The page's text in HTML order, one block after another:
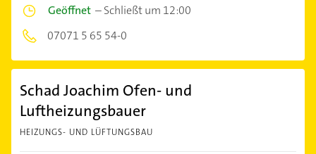
Geöffnet –Schließt um 12:00
07071 5 65 54-0
Schad Joachim Ofen- und
Luftheizungsbauer
HEIZUNGS- UND LÜFTUNGSBAU